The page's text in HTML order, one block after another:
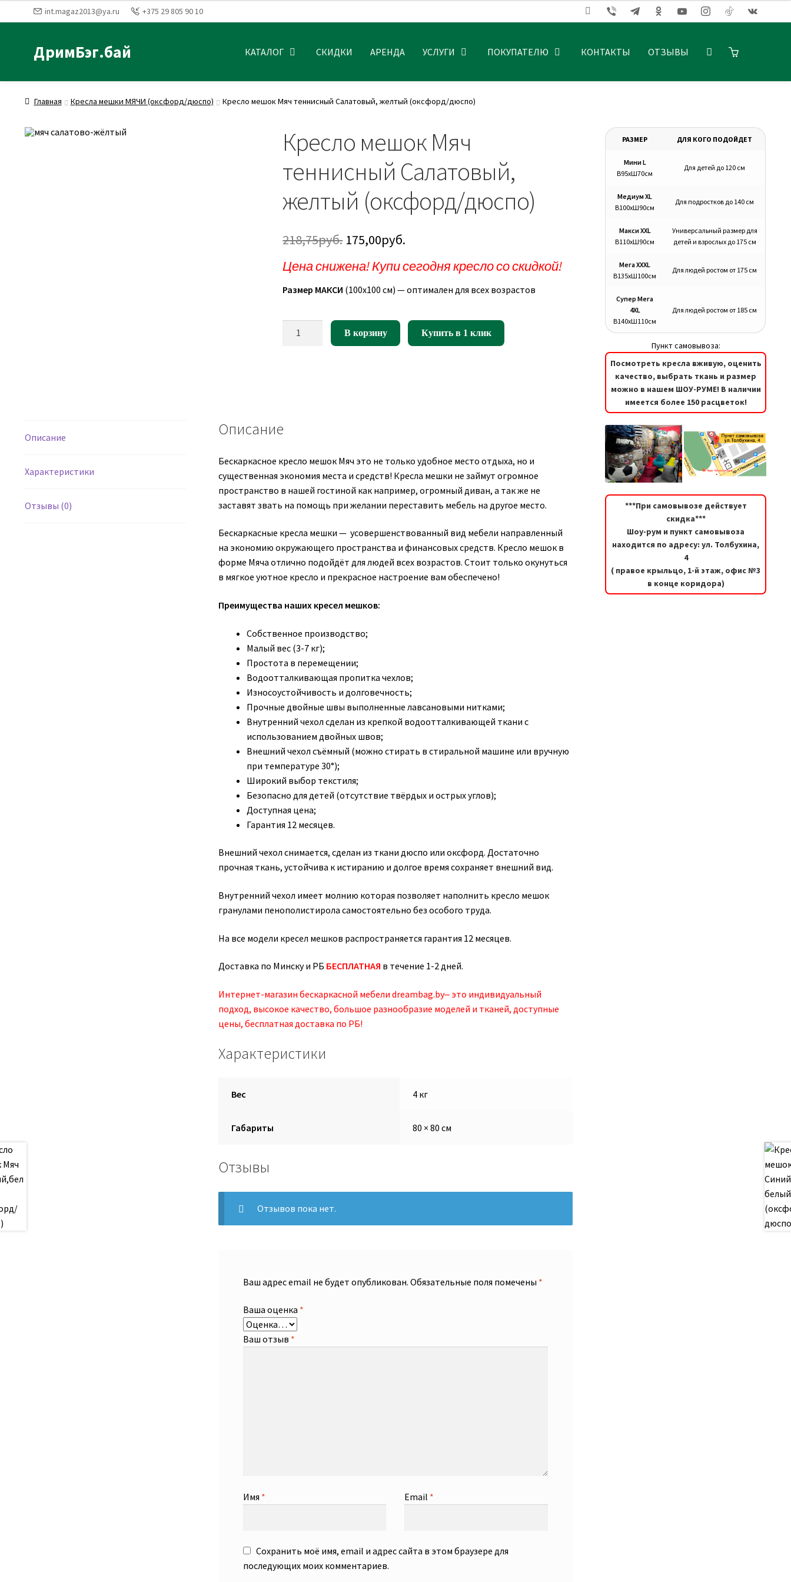
int.magaz2013@ya.ru +375 29 805 90 10
ДримБэг.бай КАТАЛОГ СКИДКИ АРЕНДА УСЛУГИ ПОКУПАТЕЛЮ КОНТАКТЫ ОТЗЫВЫ
Главная Кресла мешки МЯЧИ (оксфорд/дюспо) Кресло мешок Мяч теннисный Салатовый, желтый (оксфорд/дюспо)
Кресло мешок Мяч
теннисный Салатовый,
желтый (оксфорд/дюспо)
218,75руб. Первоначальная
цена
175,00руб.
цена:
Цена снижена! Купи сегодня кресло со скидкой!
Размер МАКСИ (100х100 см) — оптимален для всех возрастов
Количество
желтый
дюспо)
В корзину Купить в 1 клик
Описание
Характеристики
Отзывы (0)
Описание
Бескаркасное кресло мешок Мяч это не только удобное место отдыха, но и
существенная экономия места и средств! Кресла мешки не займут огромное
пространство в нашей гостиной как например, огромный диван, а так же не
заставят звать на помощь при желании переставить мебель на другое место.
Бескаркасные кресла мешки — усовершенствованный вид мебели направленный
на экономию окружающего пространства и финансовых средств. Кресло мешок в
форме Мяча отлично подойдёт для людей всех возрастов. Стоит только окунуться
в мягкое уютное кресло и прекрасное настроение вам обеспечено!
Преимущества наших кресел мешков:
Собственное производство;
Малый вес (3-7 кг);
Простота в перемещении;
Водоотталкивающая пропитка чехлов;
Износоустойчивость и долговечность;
Прочные двойные швы выполненные лавсановыми нитками;
Внутренний чехол сделан из крепкой водоотталкивающей ткани с
использованием двойных швов;
Внешний чехол съёмный (можно стирать в стиральной машине или вручную
при температуре 30°);
Широкий выбор текстиля;
Безопасно для детей (отсутствие твёрдых и острых углов);
Доступная цена;
Гарантия 12 месяцев.
Внешний чехол снимается, сделан из ткани дюспо или оксфорд. Достаточно
прочная ткань, устойчива к истиранию и долгое время сохраняет внешний вид.
Внутренний чехол имеет молнию которая позволяет наполнить кресло мешок
гранулами пенополистирола самостоятельно без особого труда.
На все модели кресел мешков распространяется гарантия 12 месяцев.
Доставка по Минску и РБ БЕСПЛАТНАЯ в течение 1-2 дней.
Интернет-магазин бескаркасной мебели dreambag.by‒ это индивидуальный
подход, высокое качество, большое разнообразие моделей и тканей, доступные
цены, бесплатная доставка по РБ!
Характеристики
Вес 4 кг
Габариты 80 × 80 см
Отзывы
Отзывов пока нет.
Ваш адрес email не будет опубликован. Обязательные поля помечены *
Ваша оценка *
Ваш отзыв *
Имя * Email *
Сохранить моё имя, email и адрес сайта в этом браузере для
последующих моих комментариев.
РАЗМЕР ДЛЯ КОГО ПОДОЙДЕТ
Мини L
В95хШ70см
Для детей до 120 см
Медиум XL
В100хШ90см
Для подростков до 140 см
Макси XXL
В110хШ90см
Универсальный размер для
детей и взрослых до 175 см
Мега XXXL
В135хШ100см
Для людей ростом от 175 см
Супер Мега
4XL
В140хШ110см
Для людей ростом от 185 см
Пункт самовывоза:
Посмотреть кресла вживую, оценить
качество, выбрать ткань и размер
можно в нашем ШОУ-РУМЕ! В наличии
имеется более 150 расцветок!
***При самовывозе действует
скидка***
Шоу-рум и пункт самовывоза
находится по адресу: ул. Толбухина,
4
( правое крыльцо, 1-й этаж, офис №3
в конце коридора)